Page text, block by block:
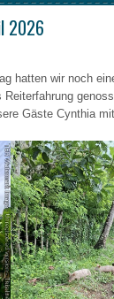
2026
hatten wir noch
Gäste Cynthia